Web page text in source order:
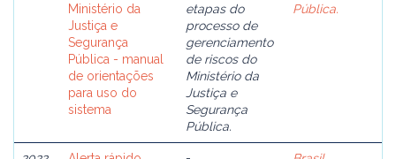
Ministério da
Justiça e
Segurança
Pública - manual
de orientações
para uso do
sistema
etapas do
processo de
gerenciamento
de riscos do
Ministério da
Justiça e
Segurança
Pública.
Pública.